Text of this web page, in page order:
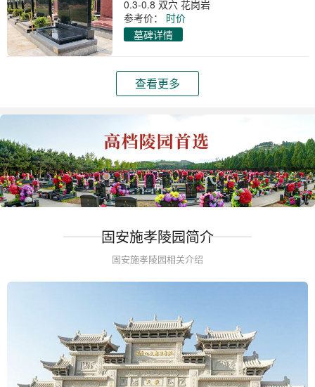
0.3-0.8 双穴 花岗岩
参考价：
时价
墓碑详情
查看更多
固安施孝陵园简介
固安施孝陵园相关介绍